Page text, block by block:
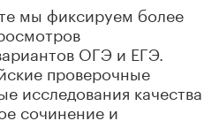
мы фиксируем более
ОГЭ и ЕГЭ.
проверочные
исследования качества
сочинение и